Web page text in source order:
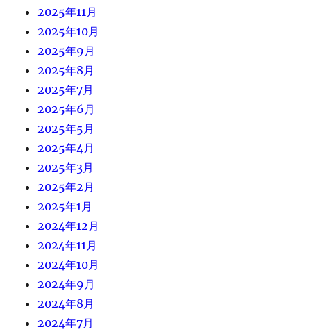
2025年11月
2025年10月
2025年9月
2025年8月
2025年7月
2025年6月
2025年5月
2025年4月
2025年3月
2025年2月
2025年1月
2024年12月
2024年11月
2024年10月
2024年9月
2024年8月
2024年7月